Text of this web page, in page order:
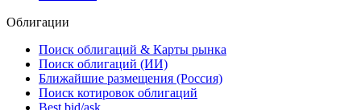
биржевых облигаций «ФСК Активы» серии 001Р на 50
07.08.2026
Облигации
Поиск облигаций & Карты рынка